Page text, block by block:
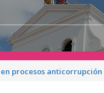
en procesos anticorrupción